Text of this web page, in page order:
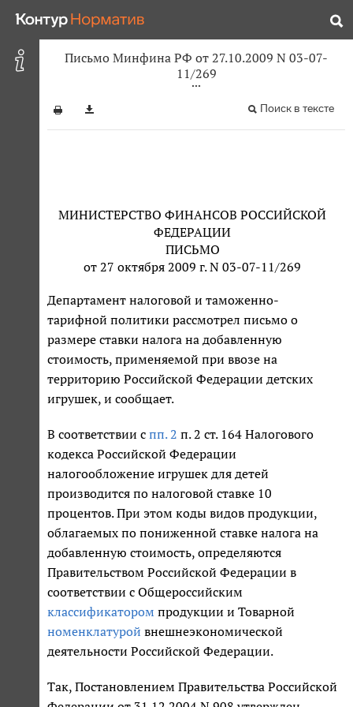
Письмо Минфина РФ от 27.10.2009 N 03-07-
11/269
Поиск в тексте
МИНИСТЕРСТВО ФИНАНСОВ РОССИЙСКОЙ
ФЕДЕРАЦИИ
ПИСЬМО
от 27 октября 2009 г. N 03-07-11/269
Департамент налоговой и таможенно-
тарифной политики рассмотрел письмо о
размере ставки налога на добавленную
стоимость, применяемой при ввозе на
территорию Российской Федерации детских
игрушек, и сообщает.
В соответствии с пп. 2 п. 2 ст. 164 Налогового
кодекса Российской Федерации
налогообложение игрушек для детей
производится по налоговой ставке 10
процентов. При этом коды видов продукции,
облагаемых по пониженной ставке налога на
добавленную стоимость, определяются
Правительством Российской Федерации в
соответствии с Общероссийским
классификатором продукции и Товарной
номенклатурой внешнеэкономической
деятельности Российской Федерации.
Так, Постановлением Правительства Российской